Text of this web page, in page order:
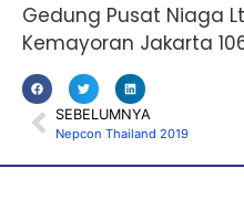
Gedung Pusat Niaga
Kemayoran Jakarta
SEBELUMNYA
Nepcon Thailand 2019